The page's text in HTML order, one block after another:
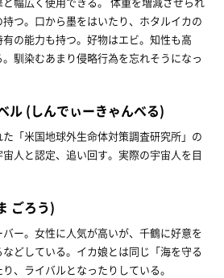
つ。口から墨をはいたり、ホタルイカの
の能力も持つ。好物はエビ。知性も高
馴染むあまり侵略行為を忘れそうになっ
ル (しんでぃーきゃんべる)
た「米国地球外生命体対策調査研究所」の
人と認定、追い回す。実際の宇宙人を目
ごろう)
ー。女性に人気が高いが、千鶴に好意を
どしている。イカ娘とは同じ「海を守る
、ライバルとなったりしている。